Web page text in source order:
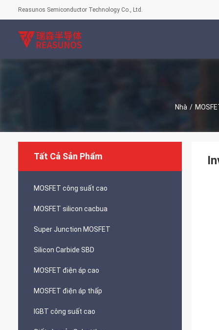
Reasunos Semiconductor Technology Co., Ltd.
Nhà /
Tất Cả Sản Phẩm
MOSFET công suất cao
MOSFET silicon cacbua
Super Junction MOSFET
Silicon Carbide SBD
MOSFET điện áp cao
MOSFET điện áp thấp
IGBT công suất cao